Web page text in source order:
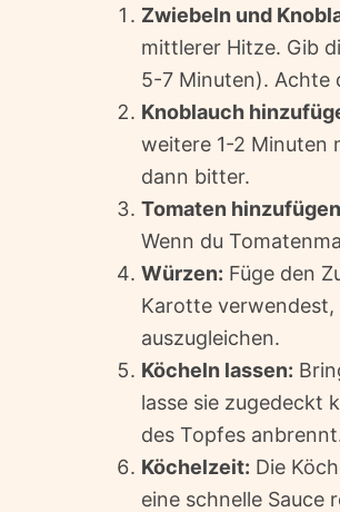
Zwiebeln und
mittlerer Hitze. Gib
5-7 Minuten). Achte
Knoblauch
weitere 1-2 Minuten
dann bitter.
Tomaten
Wenn du
Würzen: Füge den
Karotte verwendest,
auszugleichen.
Köcheln lassen:
lasse sie zugedeckt
des Topfes
Köchelzeit: Die
eine schnelle Sauce